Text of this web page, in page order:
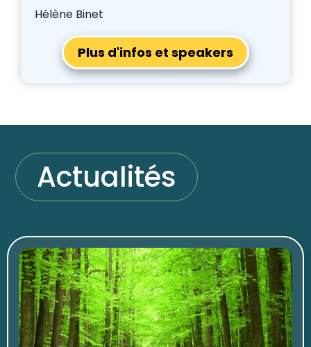
Hélène Binet
Plus d'infos et speakers
Actualités